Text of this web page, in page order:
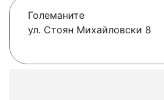
Големаните
ул. Стоян Михайловски 8